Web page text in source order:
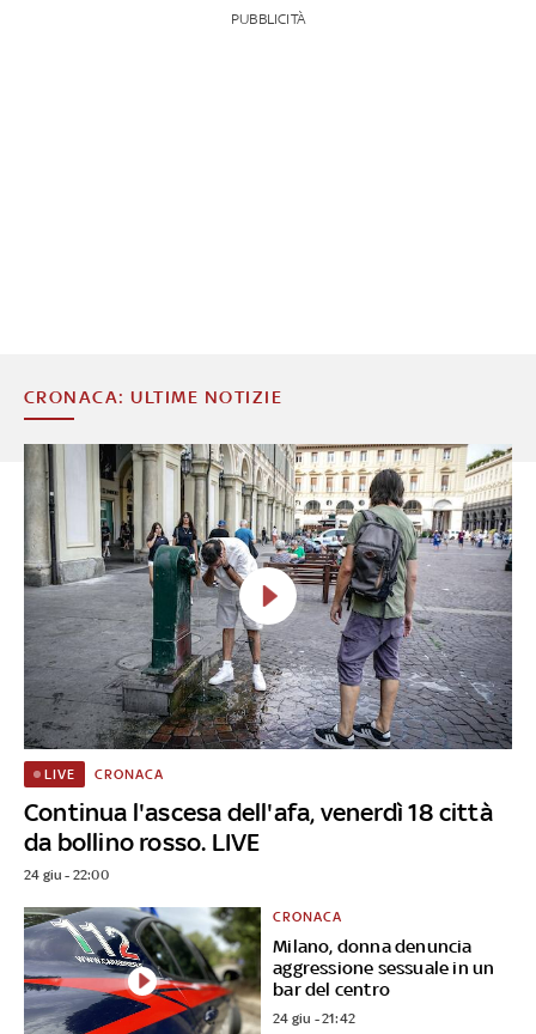
PUBBLICITÀ
CRONACA: ULTIME NOTIZIE
Continua l'ascesa dell'afa, venerdì 18 città
da bollino rosso. LIVE
LIVE CRONACA
24 giu - 22:00
Milano, donna denuncia
aggressione sessuale in un
bar del centro
CRONACA
24 giu - 21:42